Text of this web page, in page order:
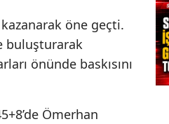
öne geçti.
buluşturarak
önünde baskısını
Ömerhan